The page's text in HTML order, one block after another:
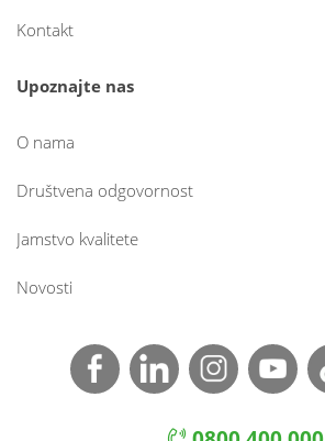
Kontakt
Upoznajte nas
O nama
Društvena odgovornost
Jamstvo kvalitete
Novosti